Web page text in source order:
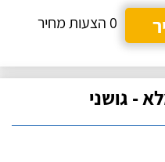
0 הצעות מחיר
- גושני